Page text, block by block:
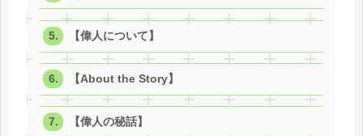
【偉人について】
【About the Story】
【偉人の秘話】